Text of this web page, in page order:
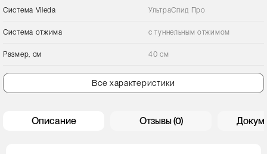
Сиcтема Vileda УльтраСпид Про
Система отжима с туннельным отжимом
Размер, см 40 см
Все характеристики
Описание Отзывы (0)